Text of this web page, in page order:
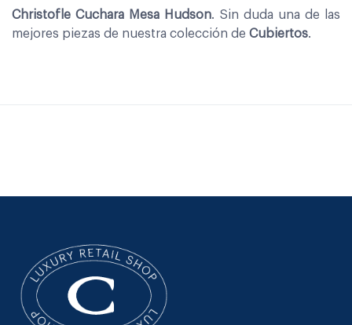
Christofle Cuchara Mesa Hudson. Sin duda una de las
mejores piezas de nuestra colección de Cubiertos.